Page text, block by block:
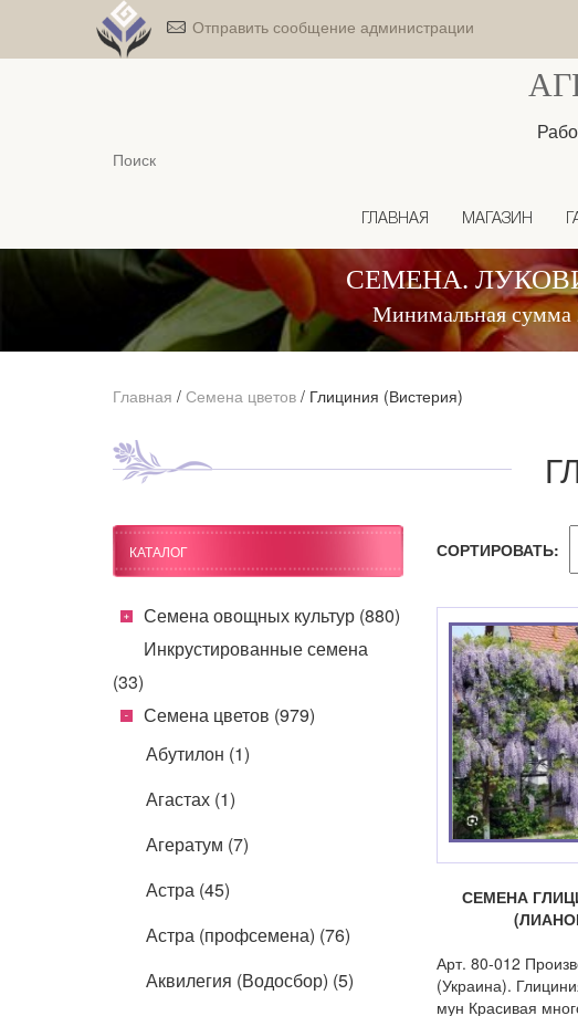
Отправить сообщение администрации
ГЛАВНАЯ МАГАЗИН
СЕМЕНА.
Минимальная сумма
Главная / Семена цветов / Глициния (Вистерия)
КАТАЛОГ
Семена овощных культур (880)
Инкрустированные семена
(33)
Семена цветов (979)
Абутилон (1)
Агастах (1)
Агератум (7)
Астра (45)
Астра (профсемена) (76)
Аквилегия (Водосбор) (5)
СОРТИРОВАТЬ:
СЕМЕНА
Арт. 80-012
(Украина).
мун Красивая